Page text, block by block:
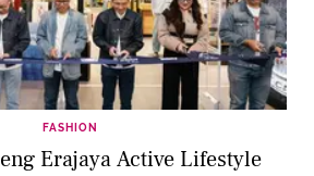
FASHION
Erajaya Active Lifestyle